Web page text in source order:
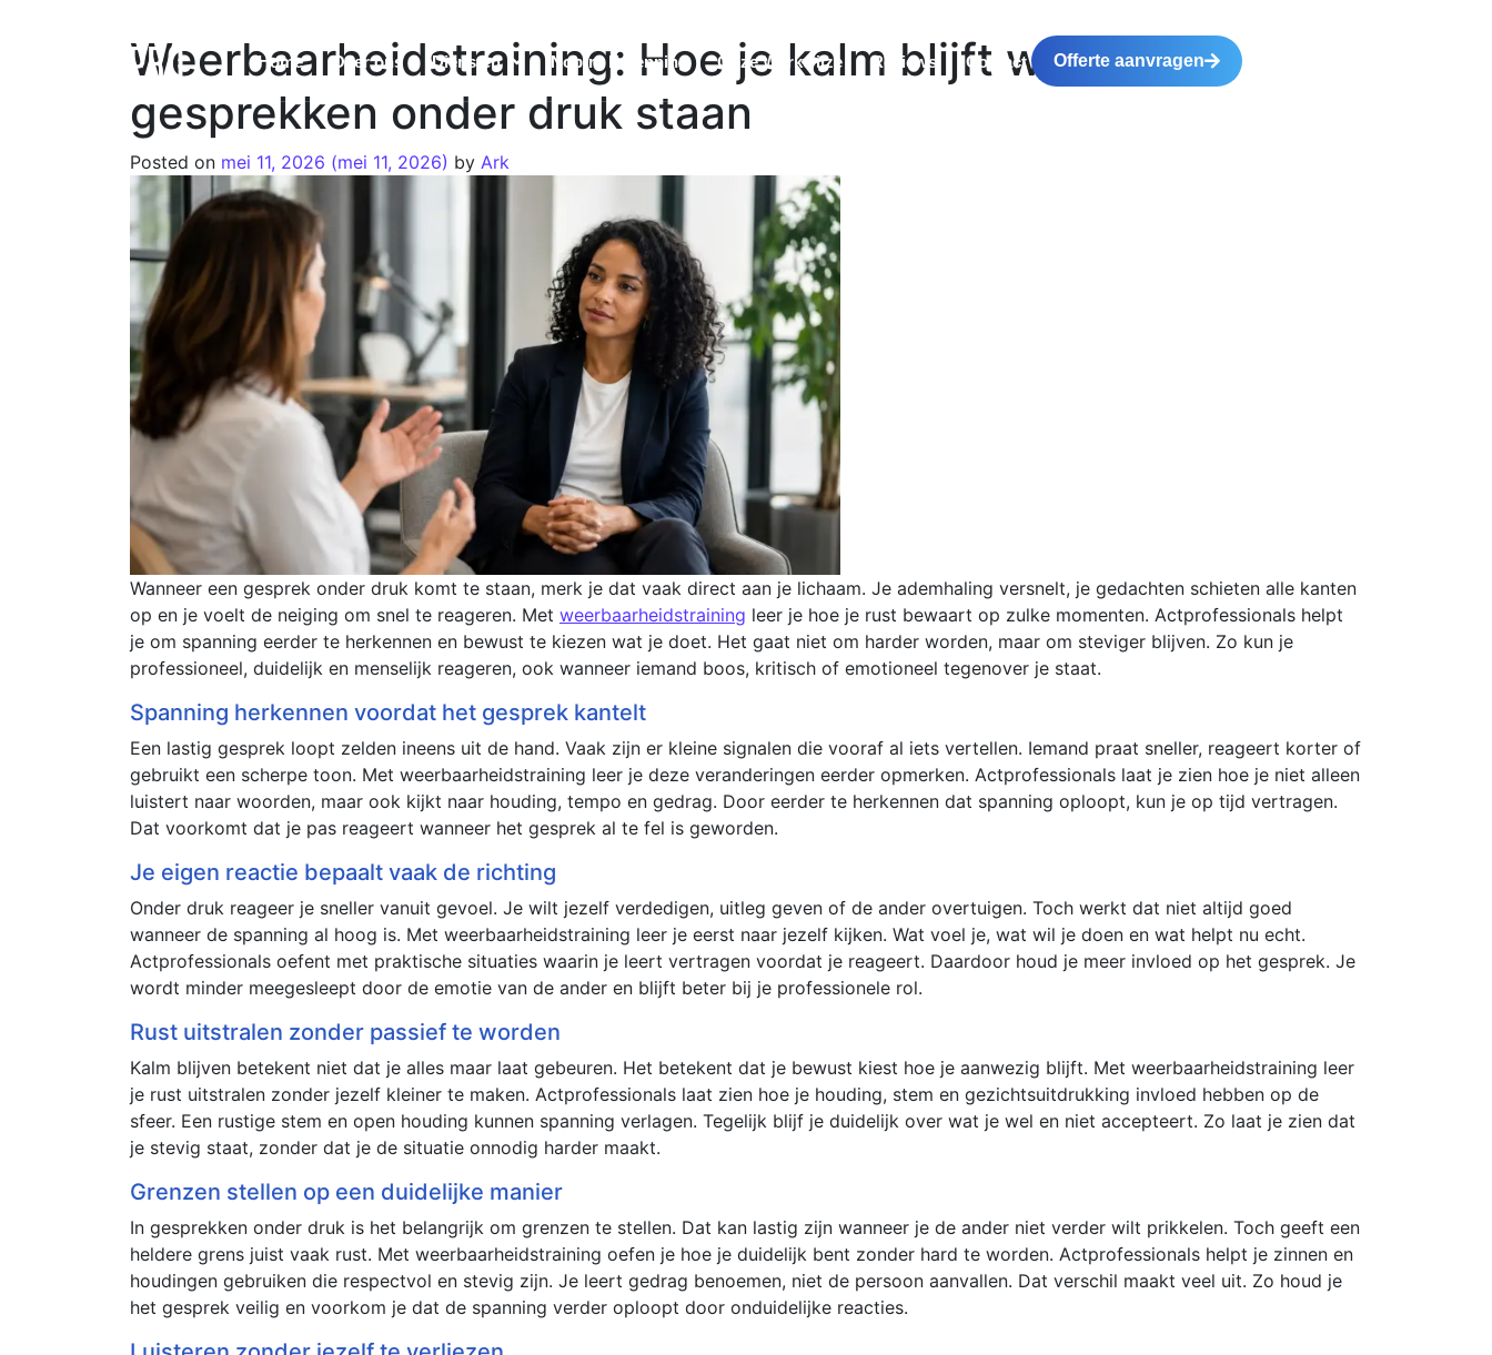
Home Over ons Diensten Nobtra Erkenning Onze Werkwijze Reviews Contact Offerte aanvragen
Weerbaarheidstraining: Hoe je kalm blijft wanneer
gesprekken onder druk staan
Posted on mei 11, 2026 (mei 11, 2026) by Ark
Wanneer een gesprek onder druk komt te staan, merk je dat vaak direct aan je lichaam. Je ademhaling versnelt, je gedachten schieten alle kanten
op en je voelt de neiging om snel te reageren. Met weerbaarheidstraining leer je hoe je rust bewaart op zulke momenten. Actprofessionals helpt
je om spanning eerder te herkennen en bewust te kiezen wat je doet. Het gaat niet om harder worden, maar om steviger blijven. Zo kun je
professioneel, duidelijk en menselijk reageren, ook wanneer iemand boos, kritisch of emotioneel tegenover je staat.
Spanning herkennen voordat het gesprek kantelt
Een lastig gesprek loopt zelden ineens uit de hand. Vaak zijn er kleine signalen die vooraf al iets vertellen. Iemand praat sneller, reageert korter of
gebruikt een scherpe toon. Met weerbaarheidstraining leer je deze veranderingen eerder opmerken. Actprofessionals laat je zien hoe je niet alleen
luistert naar woorden, maar ook kijkt naar houding, tempo en gedrag. Door eerder te herkennen dat spanning oploopt, kun je op tijd vertragen.
Dat voorkomt dat je pas reageert wanneer het gesprek al te fel is geworden.
Je eigen reactie bepaalt vaak de richting
Onder druk reageer je sneller vanuit gevoel. Je wilt jezelf verdedigen, uitleg geven of de ander overtuigen. Toch werkt dat niet altijd goed
wanneer de spanning al hoog is. Met weerbaarheidstraining leer je eerst naar jezelf kijken. Wat voel je, wat wil je doen en wat helpt nu echt.
Actprofessionals oefent met praktische situaties waarin je leert vertragen voordat je reageert. Daardoor houd je meer invloed op het gesprek. Je
wordt minder meegesleept door de emotie van de ander en blijft beter bij je professionele rol.
Rust uitstralen zonder passief te worden
Kalm blijven betekent niet dat je alles maar laat gebeuren. Het betekent dat je bewust kiest hoe je aanwezig blijft. Met weerbaarheidstraining leer
je rust uitstralen zonder jezelf kleiner te maken. Actprofessionals laat zien hoe je houding, stem en gezichtsuitdrukking invloed hebben op de
sfeer. Een rustige stem en open houding kunnen spanning verlagen. Tegelijk blijf je duidelijk over wat je wel en niet accepteert. Zo laat je zien dat
je stevig staat, zonder dat je de situatie onnodig harder maakt.
Grenzen stellen op een duidelijke manier
In gesprekken onder druk is het belangrijk om grenzen te stellen. Dat kan lastig zijn wanneer je de ander niet verder wilt prikkelen. Toch geeft een
heldere grens juist vaak rust. Met weerbaarheidstraining oefen je hoe je duidelijk bent zonder hard te worden. Actprofessionals helpt je zinnen en
houdingen gebruiken die respectvol en stevig zijn. Je leert gedrag benoemen, niet de persoon aanvallen. Dat verschil maakt veel uit. Zo houd je
het gesprek veilig en voorkom je dat de spanning verder oploopt door onduidelijke reacties.